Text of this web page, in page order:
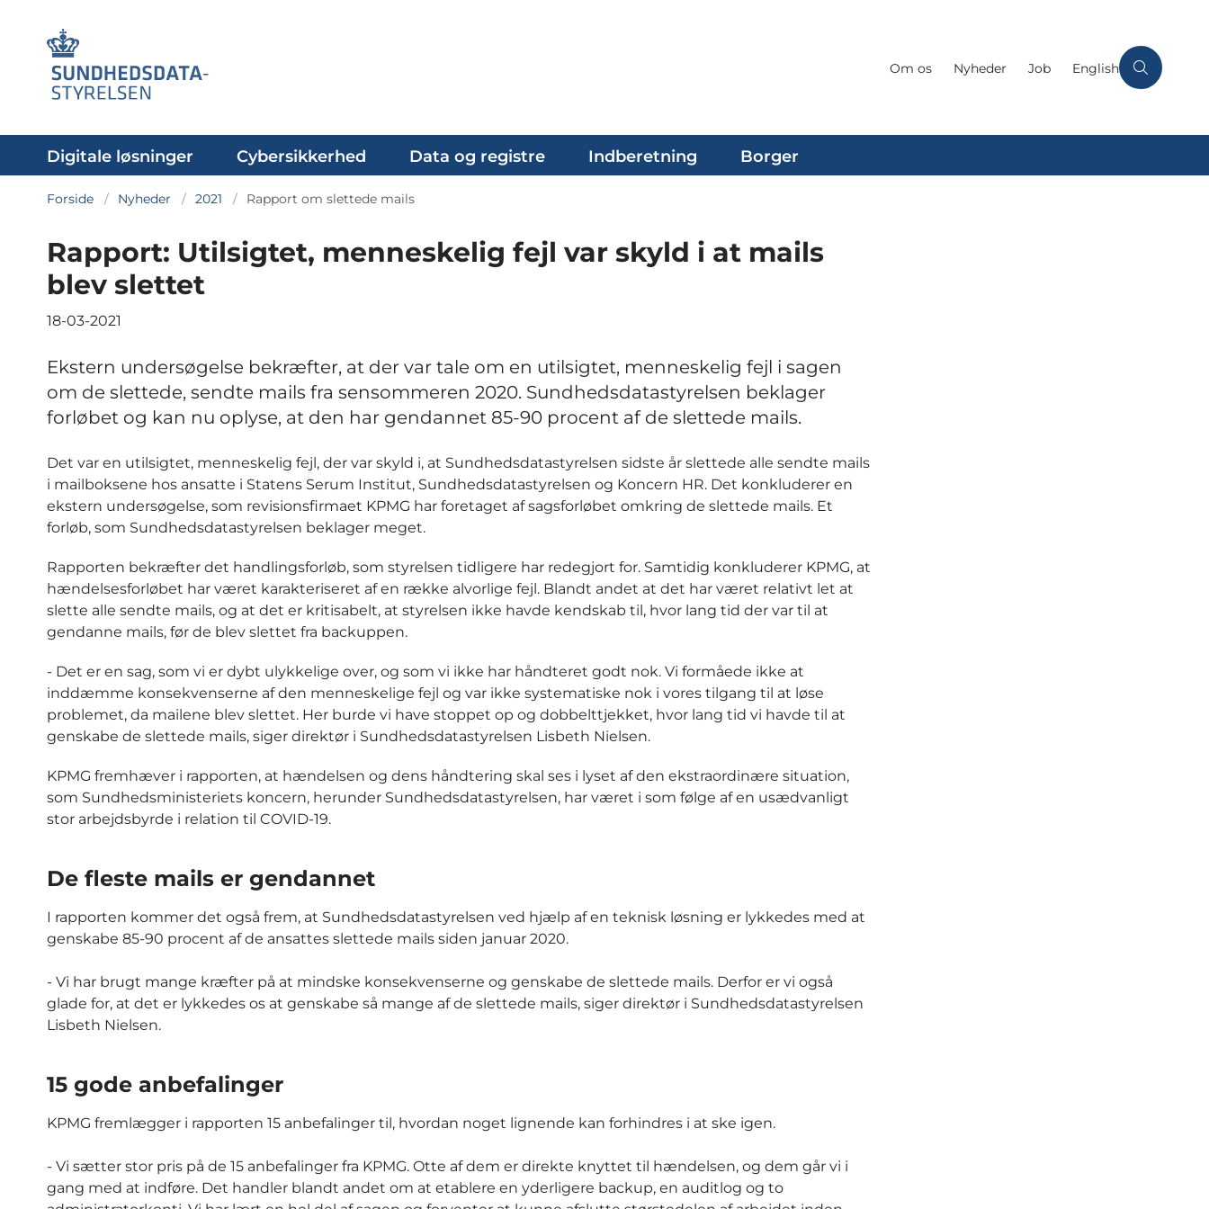
Om os Nyheder Job English
Digitale løsninger Cybersikkerhed Data og registre Indberetning Borger
Forside Nyheder 2021 Rapport om slettede mails
Rapport: Utilsigtet, menneskelig fejl var skyld i at mails
blev slettet
18-03-2021
Ekstern undersøgelse bekræfter, at der var tale om en utilsigtet, menneskelig fejl i sagen
om de slettede, sendte mails fra sensommeren 2020. Sundhedsdatastyrelsen beklager
forløbet og kan nu oplyse, at den har gendannet 85-90 procent af de slettede mails.
Det var en utilsigtet, menneskelig fejl, der var skyld i, at Sundhedsdatastyrelsen sidste år slettede alle sendte mails
i mailboksene hos ansatte i Statens Serum Institut, Sundhedsdatastyrelsen og Koncern HR. Det konkluderer en
ekstern undersøgelse, som revisionsfirmaet KPMG har foretaget af sagsforløbet omkring de slettede mails. Et
forløb, som Sundhedsdatastyrelsen beklager meget.
Rapporten bekræfter det handlingsforløb, som styrelsen tidligere har redegjort for. Samtidig konkluderer KPMG, at
hændelsesforløbet har været karakteriseret af en række alvorlige fejl. Blandt andet at det har været relativt let at
slette alle sendte mails, og at det er kritisabelt, at styrelsen ikke havde kendskab til, hvor lang tid der var til at
gendanne mails, før de blev slettet fra backuppen.
- Det er en sag, som vi er dybt ulykkelige over, og som vi ikke har håndteret godt nok. Vi formåede ikke at
inddæmme konsekvenserne af den menneskelige fejl og var ikke systematiske nok i vores tilgang til at løse
problemet, da mailene blev slettet. Her burde vi have stoppet op og dobbelttjekket, hvor lang tid vi havde til at
genskabe de slettede mails, siger direktør i Sundhedsdatastyrelsen Lisbeth Nielsen.
KPMG fremhæver i rapporten, at hændelsen og dens håndtering skal ses i lyset af den ekstraordinære situation,
som Sundhedsministeriets koncern, herunder Sundhedsdatastyrelsen, har været i som følge af en usædvanligt
stor arbejdsbyrde i relation til COVID-19.
De fleste mails er gendannet
I rapporten kommer det også frem, at Sundhedsdatastyrelsen ved hjælp af en teknisk løsning er lykkedes med at
genskabe 85-90 procent af de ansattes slettede mails siden januar 2020.
- Vi har brugt mange kræfter på at mindske konsekvenserne og genskabe de slettede mails. Derfor er vi også
glade for, at det er lykkedes os at genskabe så mange af de slettede mails, siger direktør i Sundhedsdatastyrelsen
Lisbeth Nielsen.
15 gode anbefalinger
KPMG fremlægger i rapporten 15 anbefalinger til, hvordan noget lignende kan forhindres i at ske igen.
- Vi sætter stor pris på de 15 anbefalinger fra KPMG. Otte af dem er direkte knyttet til hændelsen, og dem går vi i
gang med at indføre. Det handler blandt andet om at etablere en yderligere backup, en auditlog og to